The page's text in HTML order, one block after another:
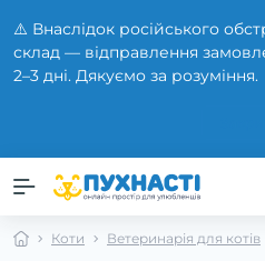
⚠️ Внаслідок російського
склад — відправлення
2–3 дні. Дякуємо за розуміння.
Коти Ветеринарія для котів